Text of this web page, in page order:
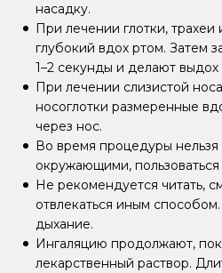
насадку.
При лечении глотки,
глубокий вдох ртом. Затем
1–2 секунды и делают выдох
При лечении слизистой
носоглотки размеренные
через нос.
Во время процедуры нельзя
окружающими,
Не рекомендуется читать,
отвлекаться иным
дыхание.
Ингаляцию продолжают,
лекарственный раствор.